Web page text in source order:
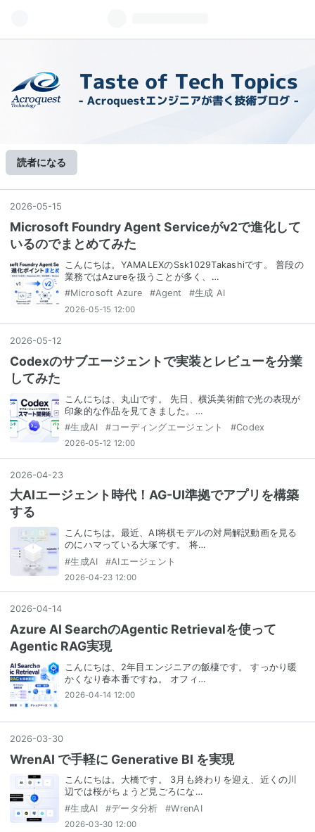
読者になる
2026-05-15
Microsoft Foundry Agent Serviceがv2で進化して
いるのでまとめてみた
こんにちは。YAMALEXのSsk1029Takashiです。 普段の
業務ではAzureを扱うことが多く、…
#Microsoft Azure #Agent #生成 AI
2026-05-15 12:00
2026-05-12
Codexのサブエージェントで実装とレビューを分業
してみた
こんにちは、丸山です。 先日、横浜美術館で光の表現が
印象的な作品を見てきました。…
#生成AI #コーディングエージェント #Codex
2026-05-12 12:00
2026-04-23
大AIエージェント時代！AG-UI準拠でアプリを構築
する
こんにちは。最近、AI将棋モデルの対局解説動画を見る
のにハマっている大塚です。 将…
#生成AI #AIエージェント
2026-04-23 12:00
2026-04-14
Azure AI SearchのAgentic Retrievalを使って
Agentic RAG実現
こんにちは、2年目エンジニアの飯棲です。 すっかり暖
かくなり春本番ですね。 オフィ…
2026-04-14 12:00
2026-03-30
WrenAI で手軽に Generative BI を実現
こんにちは。大橋です。 3月も終わりを迎え、近くの川
辺では桜がちょうど見ごろにな…
#生成AI #データ分析 #WrenAI
2026-03-30 12:00